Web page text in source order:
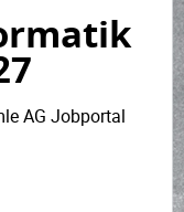
AG Jobportal